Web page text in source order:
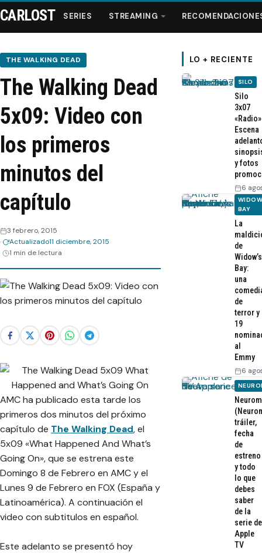
Series
Streaming
Recomendaciones
Webisodios
CARLOST SERIES STREAMING
THE WALKING DEAD
The Walking Dead
5x09: Video con
los primeros
minutos del
capítulo
3 febrero, 2015
Actualizado11 diciembre, 2015
1 min de lectura
AMC ha publicado esta tarde los
primeros dos minutos del próximo
capítulo de The Walking Dead, el
5x09 «What Happened And What’s
Going On», que se estrena este
Domingo 8 de Febrero en AMC y el
Lunes 9 de Febrero en FOX (España y
Latinoamérica). A continuación el
video con subtitulos en español.
Este adelanto se presentó hoy
LO + RECIENTE
SILO
Silo
3x07
Escena
y fotos
6
BAY
La
de
Widow’s
Bay:
una
de
terror y
19
al
Emmy
6
tráiler,
fecha
de
estreno
y todo
lo que
debes
saber
de la
serie de
Apple
TV